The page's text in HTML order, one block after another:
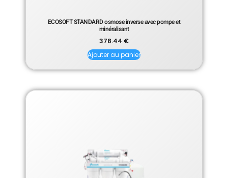
ECOSOFT STANDARD osmose inverse avec pompe et
minéralisant
378.44 €
Ajouter au panier